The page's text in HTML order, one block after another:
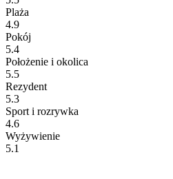
Plaża
4.9
Pokój
5.4
Położenie i okolica
5.5
Rezydent
5.3
Sport i rozrywka
4.6
Wyżywienie
5.1